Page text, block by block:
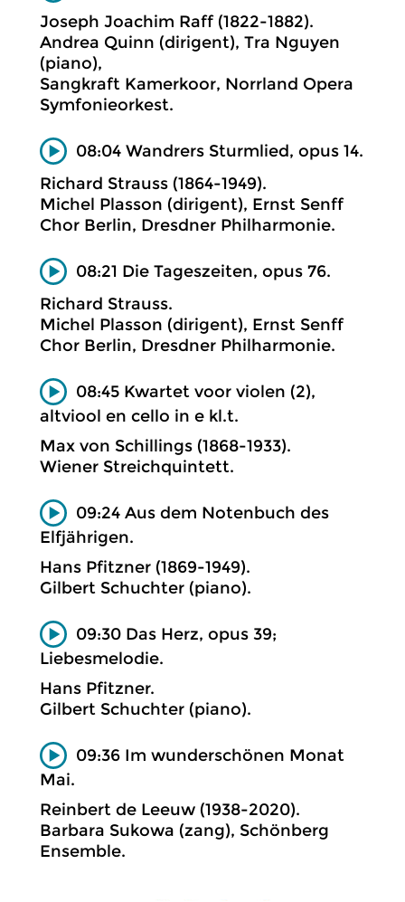
Joseph Joachim Raff (1822-1882).
Andrea Quinn (dirigent), Tra Nguyen
(piano),
Sangkraft Kamerkoor, Norrland Opera
Symfonieorkest.
08:04 Wandrers Sturmlied, opus 14.
Richard Strauss (1864-1949).
Michel Plasson (dirigent), Ernst Senff
Chor Berlin, Dresdner Philharmonie.
08:21 Die Tageszeiten, opus 76.
Richard Strauss.
Michel Plasson (dirigent), Ernst Senff
Chor Berlin, Dresdner Philharmonie.
08:45 Kwartet voor violen (2),
altviool en cello in e kl.t.
Max von Schillings (1868-1933).
Wiener Streichquintett.
09:24 Aus dem Notenbuch des
Elfjährigen.
Hans Pfitzner (1869-1949).
Gilbert Schuchter (piano).
09:30 Das Herz, opus 39;
Liebesmelodie.
Hans Pfitzner.
Gilbert Schuchter (piano).
09:36 Im wunderschönen Monat
Mai.
Reinbert de Leeuw (1938-2020).
Barbara Sukowa (zang), Schönberg
Ensemble.